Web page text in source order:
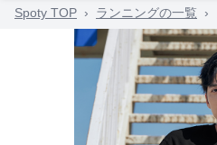
Spoty TOP › ランニングの一覧 ›